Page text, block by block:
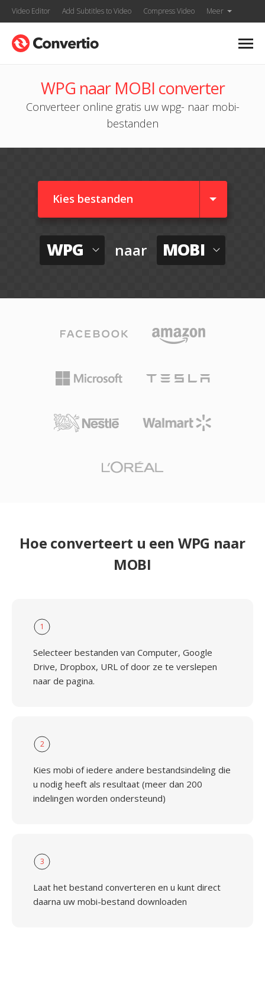
Video Editor Add Subtitles to Video Compress Video Meer
WPG naar MOBI converter
Converteer online gratis uw wpg- naar mobi-
bestanden
Kies bestanden
WPG naar MOBI
Hoe converteert u een WPG naar
MOBI
1
Selecteer bestanden van Computer, Google
Drive, Dropbox, URL of door ze te verslepen
naar de pagina.
2
Kies mobi of iedere andere bestandsindeling die
u nodig heeft als resultaat (meer dan 200
indelingen worden ondersteund)
3
Laat het bestand converteren en u kunt direct
daarna uw mobi-bestand downloaden